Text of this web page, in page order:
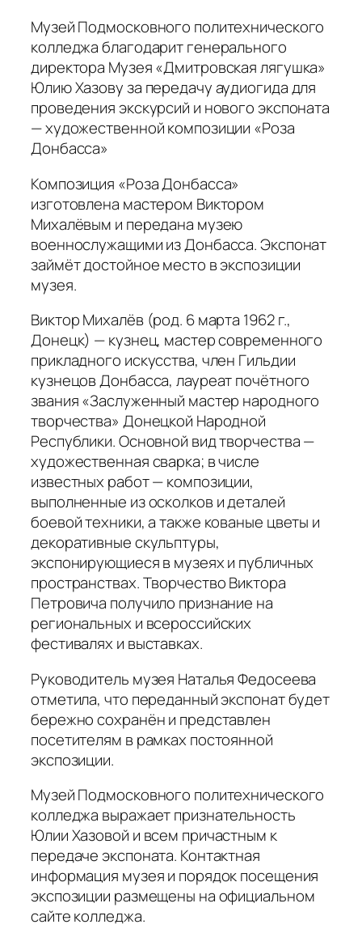
Музей Подмосковного политехнического
колледжа благодарит генерального
директора Музея «Дмитровская лягушка»
Юлию Хазову за передачу аудиогида для
проведения экскурсий и нового экспоната
— художественной композиции «Роза
Донбасса»
Композиция «Роза Донбасса»
изготовлена мастером Виктором
Михалёвым и передана музею
военнослужащими из Донбасса. Экспонат
займёт достойное место в экспозиции
музея.
Виктор Михалёв (род. 6 марта 1962 г.,
Донецк) — кузнец, мастер современного
прикладного искусства, член Гильдии
кузнецов Донбасса, лауреат почётного
звания «Заслуженный мастер народного
творчества» Донецкой Народной
Республики. Основной вид творчества —
художественная сварка; в числе
известных работ — композиции,
выполненные из осколков и деталей
боевой техники, а также кованые цветы и
декоративные скульптуры,
экспонирующиеся в музеях и публичных
пространствах. Творчество Виктора
Петровича получило признание на
региональных и всероссийских
фестивалях и выставках.
Руководитель музея Наталья Федосеева
отметила, что переданный экспонат будет
бережно сохранён и представлен
посетителям в рамках постоянной
экспозиции.
Музей Подмосковного политехнического
колледжа выражает признательность
Юлии Хазовой и всем причастным к
передаче экспоната. Контактная
информация музея и порядок посещения
экспозиции размещены на официальном
сайте колледжа.